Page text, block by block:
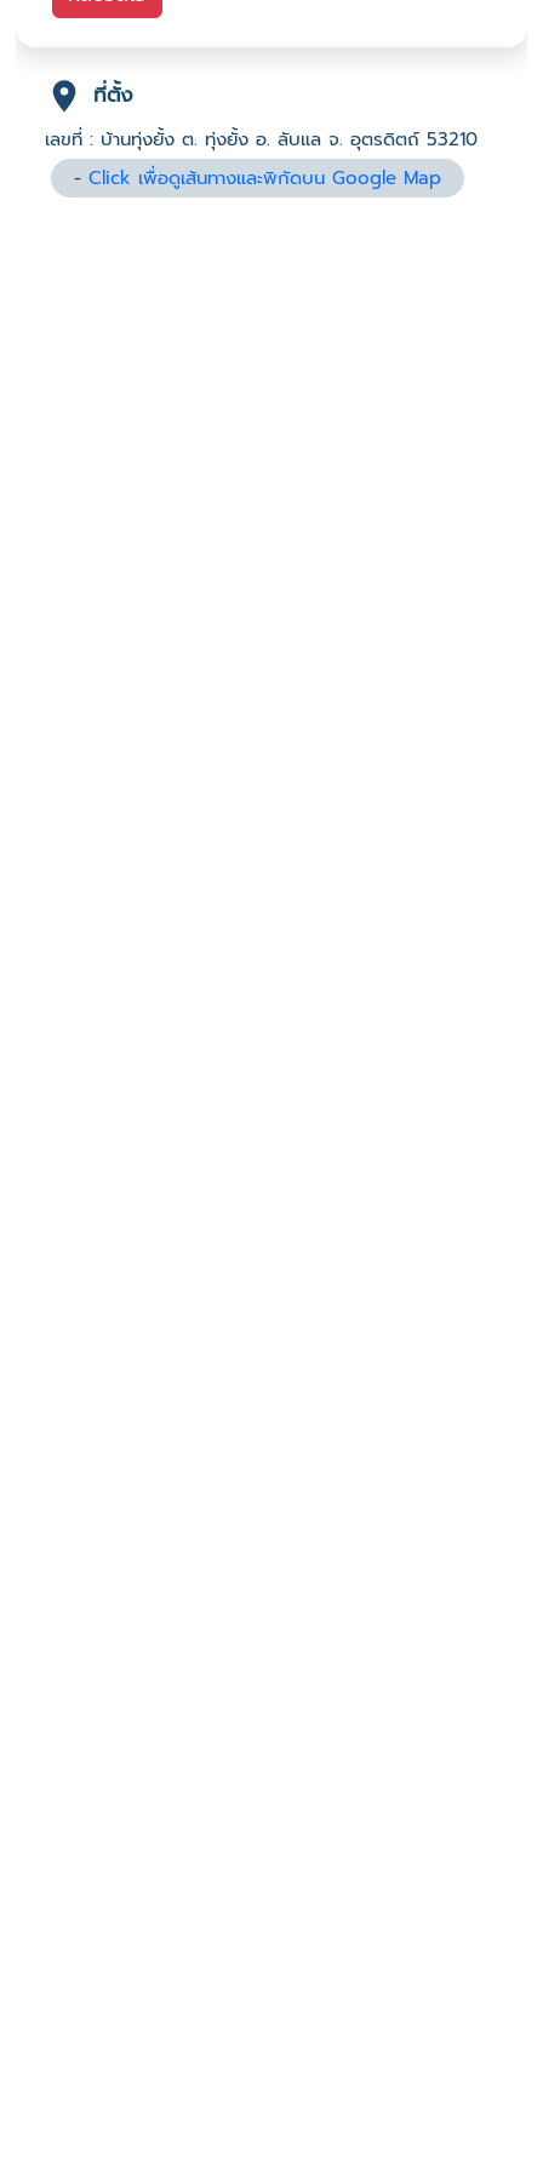
ที่ตั้ง
เลขที่ : บ้านทุ่งยั้ง ต. ทุ่งยั้ง อ. ลับแล จ. อุตรดิตถ์ 53210
-Click เพื่อดูเส้นทางและพิกัดบน Google Map